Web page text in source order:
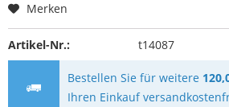
Merken
Artikel-Nr.: t14087
Bestellen Sie für weitere
Ihren Einkauf